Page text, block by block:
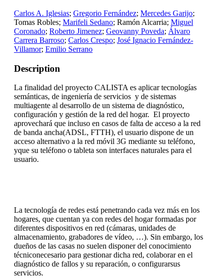
Carlos A. Iglesias; Gregorio Fernández; Mercedes Garijo;
Tomas Robles; Marifeli Sedano; Ramón Alcarria; Miguel
Coronado; Roberto Jimenez; Geovanny Poveda; Álvaro
Carrera Barroso; Carlos Crespo; José Ignacio Fernández-
Villamor; Emilio Serrano
Description
La finalidad del proyecto CALISTA es aplicar tecnologías
semánticas, de ingeniería de servicios y de sistemas
multiagente al desarrollo de un sistema de diagnóstico,
configuración y gestión de la red del hogar. El proyecto
aprovechará que incluso en casos de falta de acceso a la red
de banda ancha(ADSL, FTTH), el usuario dispone de un
acceso alternativo a la red móvil 3G mediante su teléfono,
yque su teléfono o tableta son interfaces naturales para el
usuario.
La tecnología de redes está penetrando cada vez más en los
hogares, que cuentan ya con redes del hogar formadas por
diferentes dispositivos en red (cámaras, unidades de
almacenamiento, grabadores de vídeo, …). Sin embargo, los
dueños de las casas no suelen disponer del conocimiento
técniconecesario para gestionar dicha red, colaborar en el
diagnóstico de fallos y su reparación, o configurarsus
servicios.